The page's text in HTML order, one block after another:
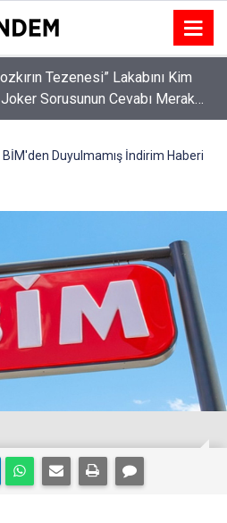
Tezenesi” Lakabını Kim
Sorusunun Cevabı Merak
BİM'den Duyulmamış İndirim Haberi